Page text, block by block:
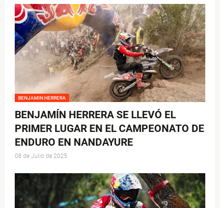
BENJAMIN HERRERA
BENJAMÍN HERRERA SE LLEVÓ EL
PRIMER LUGAR EN EL CAMPEONATO DE
ENDURO EN NANDAYURE
08 de Julio de 2025